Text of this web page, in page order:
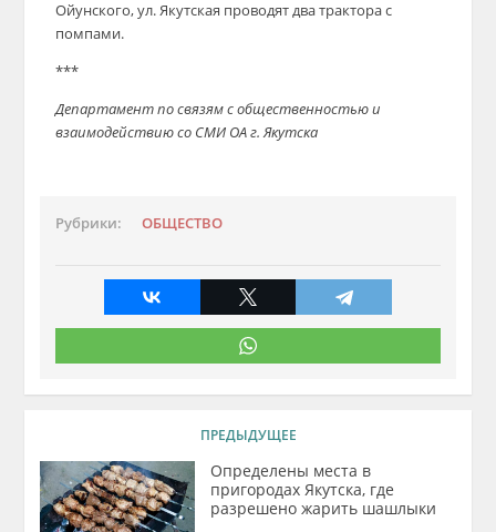
Ойунского, ул. Якутская проводят два трактора с
помпами.
***
Департамент по связям с общественностью и
взаимодействию со СМИ ОА г. Якутска
Рубрики: ОБЩЕСТВО
ПРЕДЫДУЩЕЕ
Определены места в
пригородах Якутска, где
разрешено жарить шашлыки